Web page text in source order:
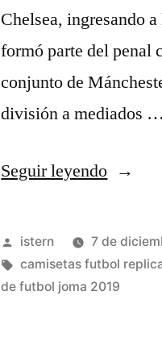
Chelsea, ingresando
formó parte del penal
conjunto de
división a mediados …
Seguir leyendo
del
Publicado
por
istern 7 de
Etiquetas:
camisetas futbol
de futbol joma 2019